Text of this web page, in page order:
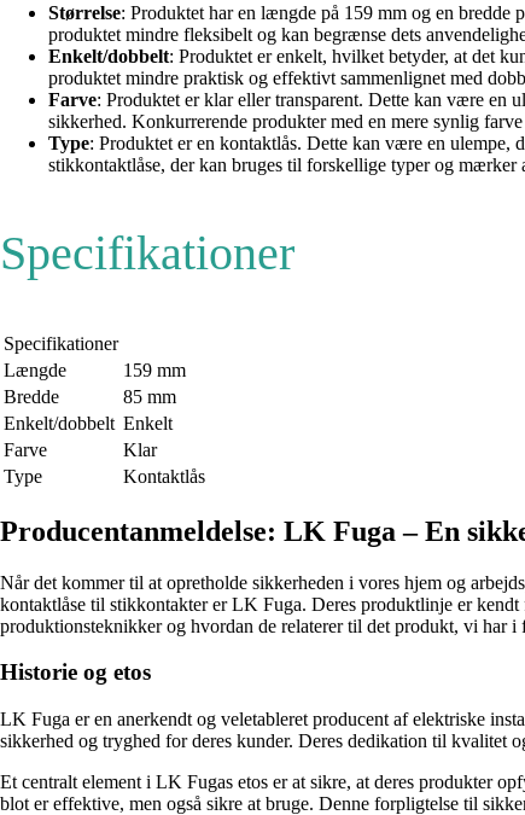
Størrelse: Produktet har en længde på 159 mm og en
produktet mindre fleksibelt og kan begrænse dets
Enkelt/dobbelt: Produktet er enkelt, hvilket betyder, at det
produktet mindre praktisk og effektivt sammenlignet med
Farve: Produktet er klar eller transparent. Dette kan være en
sikkerhed. Konkurrerende produkter med en mere synlig
Type: Produktet er en kontaktlås. Dette kan være en
stikkontaktlåse, der kan bruges til forskellige typer og
Specifikationer
Specifikationer
Længde
159 mm
Bredde
85 mm
Enkelt/dobbelt Enkelt
Farve
Klar
Type
Kontaktlås
Producentanmeldelse: LK Fuga – En
Når det kommer til at opretholde sikkerheden i vores hjem og
kontaktlåse til stikkontakter er LK Fuga. Deres produktlinje er
produktionsteknikker og hvordan de relaterer til det produkt, vi har i
Historie og etos
LK Fuga er en anerkendt og veletableret producent af elektriske
sikkerhed og tryghed for deres kunder. Deres dedikation til kvalitet
Et centralt element i LK Fugas etos er at sikre, at deres produkter
blot er effektive, men også sikre at bruge. Denne forpligtelse til